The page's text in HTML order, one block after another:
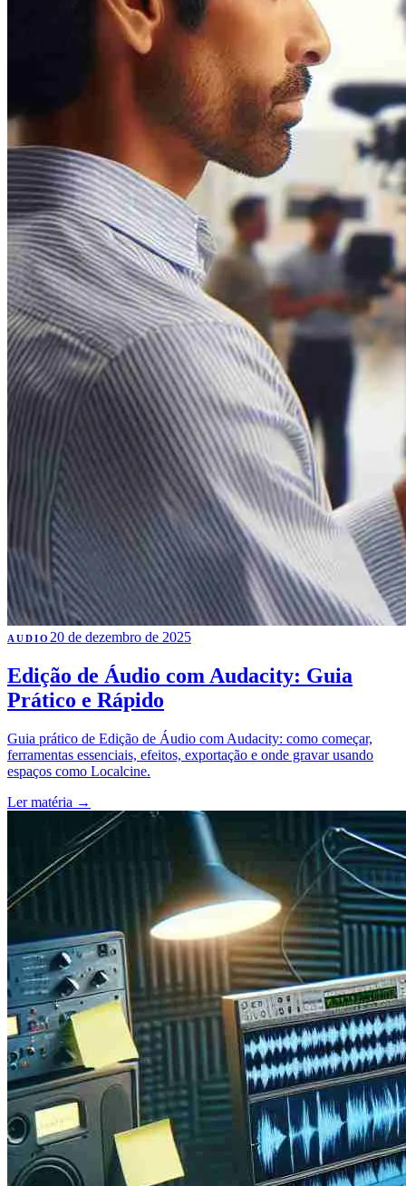
AUDIO 20 de dezembro de 2025
Edição de Áudio com Audacity: Guia
Prático e Rápido
Guia prático de Edição de Áudio com Audacity: como começar,
ferramentas essenciais, efeitos, exportação e onde gravar usando
espaços como Localcine.
Ler matéria →